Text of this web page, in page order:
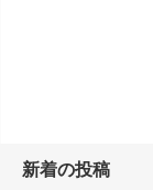
新着の投稿